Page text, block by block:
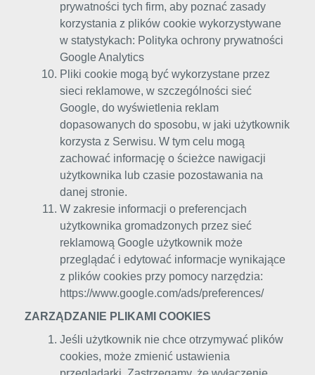
prywatności tych firm, aby poznać zasady
korzystania z plików cookie wykorzystywane
w statystykach: Polityka ochrony prywatności
Google Analytics
Pliki cookie mogą być wykorzystane przez
sieci reklamowe, w szczególności sieć
Google, do wyświetlenia reklam
dopasowanych do sposobu, w jaki użytkownik
korzysta z Serwisu. W tym celu mogą
zachować informację o ścieżce nawigacji
użytkownika lub czasie pozostawania na
danej stronie.
W zakresie informacji o preferencjach
użytkownika gromadzonych przez sieć
reklamową Google użytkownik może
przeglądać i edytować informacje wynikające
z plików cookies przy pomocy narzędzia:
https://www.google.com/ads/preferences/
ZARZĄDZANIE PLIKAMI COOKIES
Jeśli użytkownik nie chce otrzymywać plików
cookies, może zmienić ustawienia